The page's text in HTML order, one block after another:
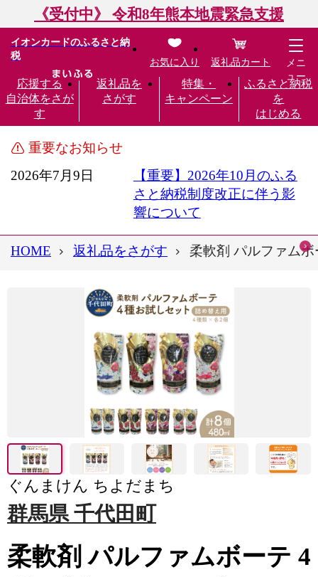
《受付中》 令和8年熊本地震緊急支援
イオンカードのふるさと納
税
応援する
自治体をさが
す
返礼品を
さがす
特集・
キャンペーン
ふるさと納税
を
はじめる
お気に入り 返礼品カート
メニ
ュー
重要なお知らせ
2026年7月9日
【重要】2026年10月のふる
さと納税制度改正に伴う影
響について
HOME 返礼品をさがす 柔軟剤 パルファム
ぐんまけん ちよだまち
群馬県 千代田町
柔軟剤 パルファムボーテ 4